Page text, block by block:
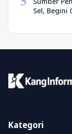
Sel, Begini
Kategori